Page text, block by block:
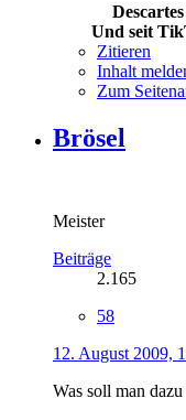
Und seit
Zitieren
Inhalt
Zum
Brösel
Meister
Beiträge
2.165
58
12. August 2009,
Was soll man